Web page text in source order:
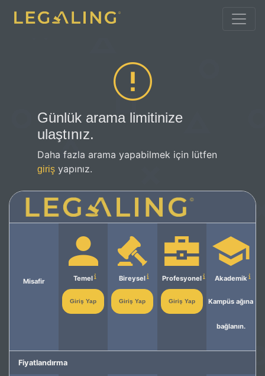
Günlük arama limitinize
ulaştınız.
Daha fazla arama yapabilmek için lütfen
giriş yapınız.
Misafir Temel
Giriş Yap
Bireysel
Giriş Yap
Profesyonel
Giriş Yap
Akademik
Kampüs ağına
bağlanın.
Fiyatlandırma